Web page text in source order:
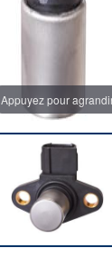
Appuyez pour